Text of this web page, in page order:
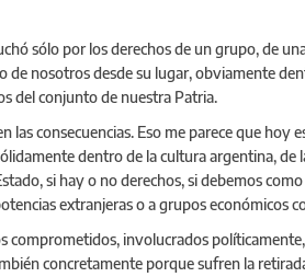
sólo por los derechos de un grupo, de
de nosotros desde su lugar, obviamente
del conjunto de nuestra Patria.
las consecuencias. Eso me parece que
dentro de la cultura argentina,
si hay o no derechos, si debemos
extranjeras o a grupos
comprometidos, involucrados
concretamente porque sufren la